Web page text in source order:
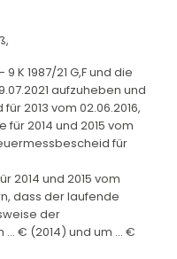
K 1987/21 G,F und die
aufzuheben und
2013 vom 02.06.2016,
2014 und 2015 vom
für
2014 und 2015 vom
dass der laufende
der
€ (2014) und um ... €